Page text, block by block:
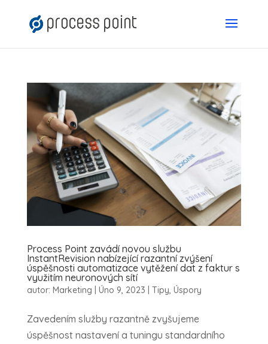
Process Point zavádí novou službu
InstantRevision nabízející razantní zvýšení
úspěšnosti automatizace vytěžení dat z faktur s
využitím neuronových sítí
autor: Marketing Úno 9, 2023 Tipy, Úspory
Zavedením služby razantně zvyšujeme
úspěšnost nastavení a tuningu standardního